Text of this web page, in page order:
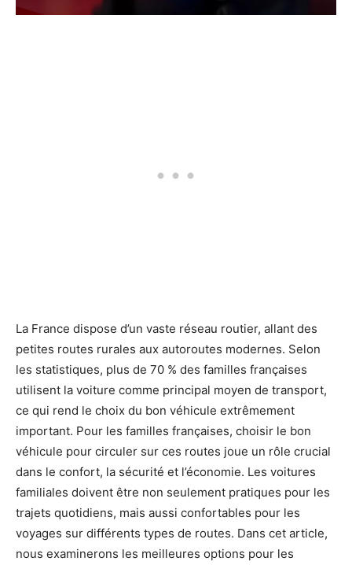
La France dispose d’un vaste réseau routier, allant des
petites routes rurales aux autoroutes modernes. Selon
les statistiques, plus de 70 % des familles françaises
utilisent la voiture comme principal moyen de transport,
ce qui rend le choix du bon véhicule extrêmement
important. Pour les familles françaises, choisir le bon
véhicule pour circuler sur ces routes joue un rôle crucial
dans le confort, la sécurité et l’économie. Les voitures
familiales doivent être non seulement pratiques pour les
trajets quotidiens, mais aussi confortables pour les
voyages sur différents types de routes. Dans cet article,
nous examinerons les meilleures options pour les